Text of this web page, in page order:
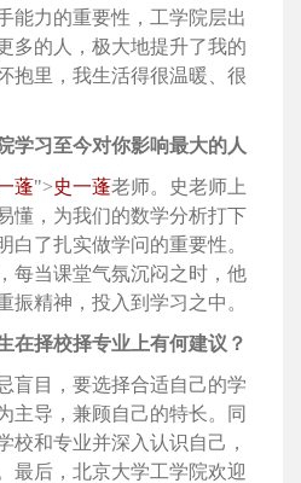
能力的重要性，工学院层出
多的人，极大地提升了我的
抱里，我生活得很温暖、很
学习至今对你影响最大的人
蓬">史一蓬老师。史老师上
懂，为我们的数学分析打下
白了扎实做学问的重要性。
每当课堂气氛沉闷之时，他
振精神，投入到学习之中。
在择校择专业上有何建议？
盲目，要选择合适自己的学
主导，兼顾自己的特长。同
校和专业并深入认识自己，
最后，北京大学工学院欢迎